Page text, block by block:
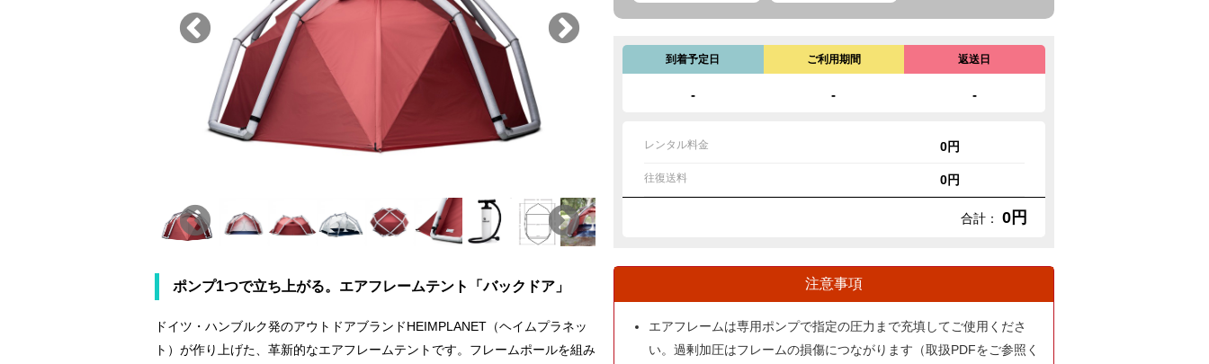
ポンプ1つで立ち上がる。エアフレームテント「バックドア」
ドイツ・ハンブルク発のアウトドアブランドHEIMPLANET（ヘイムプラネッ
ト）が作り上げた、革新的なエアフレームテントです。フレームポールを組み
到着予定日
-
ご利用期間
-
返送日
-
レンタル料金 0円
往復送料 0円
合計： 0円
注意事項
エアフレームは専用ポンプで指定の圧力まで充填してご使用くださ
い。過剰加圧はフレームの損傷につながります（取扱PDFをご参照く